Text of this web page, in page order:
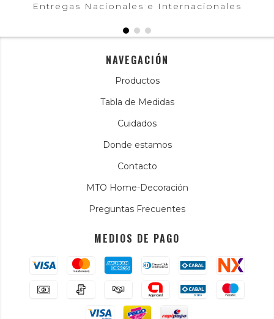
Entregas Nacionales e Internacionales
NAVEGACIÓN
Productos
Tabla de Medidas
Cuidados
Donde estamos
Contacto
MTO Home-Decoración
Preguntas Frecuentes
MEDIOS DE PAGO